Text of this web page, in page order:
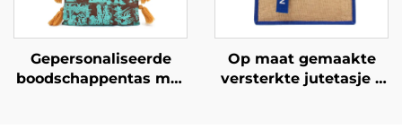
Gepersonaliseerde
boodschappentas met
Op maat gemaakte
versterkte jutetasje –